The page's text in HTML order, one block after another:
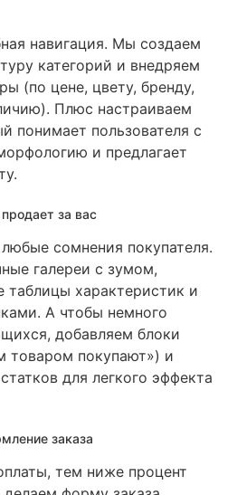
навигация. Мы создаем
категорий и внедряем
(по цене, цвету, бренду,
. Плюс настраиваем
понимает пользователя с
и предлагает
.
за вас
сомнения покупателя.
галереи с зумом,
таблицы характеристик и
. А чтобы немного
добавляем блоки
товаром покупают») и
для легкого эффекта
заказа
тем ниже процент